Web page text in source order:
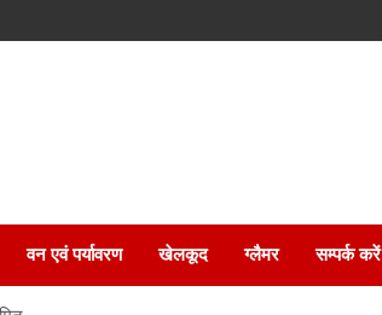
वन एवं पर्यावरण खेलकूद ग्लैमर सम्पर्क करें